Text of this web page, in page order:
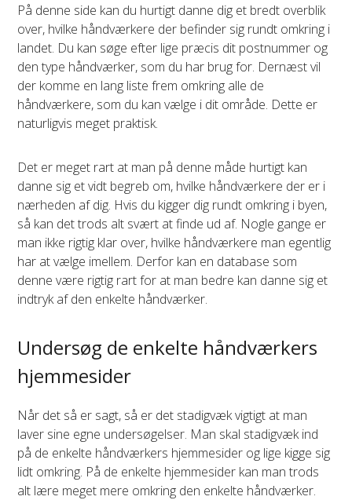
På denne side kan du hurtigt danne dig et bredt overblik
over, hvilke håndværkere der befinder sig rundt omkring i
landet. Du kan søge efter lige præcis dit postnummer og
den type håndværker, som du har brug for. Dernæst vil
der komme en lang liste frem omkring alle de
håndværkere, som du kan vælge i dit område. Dette er
naturligvis meget praktisk.
Det er meget rart at man på denne måde hurtigt kan
danne sig et vidt begreb om, hvilke håndværkere der er i
nærheden af dig. Hvis du kigger dig rundt omkring i byen,
så kan det trods alt svært at finde ud af. Nogle gange er
man ikke rigtig klar over, hvilke håndværkere man egentlig
har at vælge imellem. Derfor kan en database som
denne være rigtig rart for at man bedre kan danne sig et
indtryk af den enkelte håndværker.
Undersøg de enkelte håndværkers
hjemmesider
Når det så er sagt, så er det stadigvæk vigtigt at man
laver sine egne undersøgelser. Man skal stadigvæk ind
på de enkelte håndværkers hjemmesider og lige kigge sig
lidt omkring. På de enkelte hjemmesider kan man trods
alt lære meget mere omkring den enkelte håndværker.